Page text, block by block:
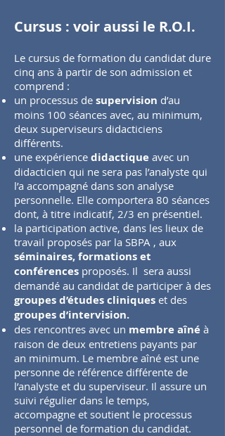
Cursus : voir aussi le R.O.I.
Le cursus de formation du candidat dure
cinq ans à partir de son admission et
comprend :
un processus de supervision d’au
moins 100 séances avec, au minimum,
deux superviseurs didacticiens
différents.
une expérience didactique avec un
didacticien qui ne sera pas l’analyste qui
l’a accompagné dans son analyse
personnelle. Elle comportera 80 séances
dont, à titre indicatif, 2/3 en présentiel.
la participation active, dans les lieux de
travail proposés par la SBPA , aux
séminaires, formations et
conférences proposés. Il sera aussi
demandé au candidat de participer à des
groupes d’études cliniques et des
groupes d’intervision.
des rencontres avec un membre aîné à
raison de deux entretiens payants par
an minimum. Le membre aîné est une
personne de référence différente de
l’analyste et du superviseur. Il assure un
suivi régulier dans le temps,
accompagne et soutient le processus
personnel de formation du candidat.